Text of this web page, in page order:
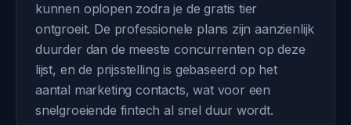
kunnen oplopen zodra je de gratis tier
ontgroeit. De professionele plans zijn aanzienlijk
duurder dan de meeste concurrenten op deze
lijst, en de prijsstelling is gebaseerd op het
aantal marketing contacts, wat voor een
snelgroeiende fintech al snel duur wordt.